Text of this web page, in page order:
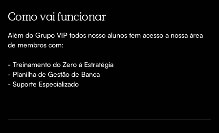
Como vai funcionar
Além do Grupo VIP todos nosso alunos tem acesso a nossa área
de membros com:
- Treinamento do Zero á Estratégia
- Planilha de Gestão de Banca
- Suporte Especializado